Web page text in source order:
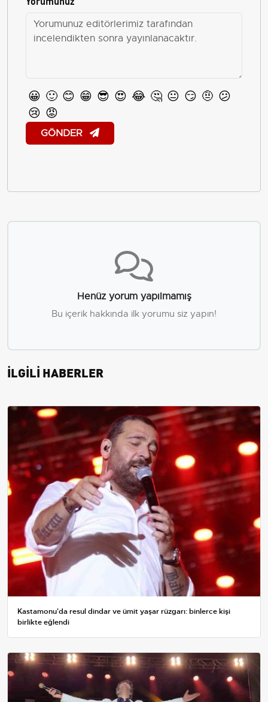
😀 🙂 😊 😁 😎 😍 😂 🤔 😐 😏 🤨 😕
😢 😡
GÖNDER
Henüz yorum yapılmamış
Bu içerik hakkında ilk yorumu siz yapın!
İLGİLİ HABERLER
Kastamonu'da resul dindar ve ümit yaşar rüzgarı: binlerce kişi
birlikte eğlendi